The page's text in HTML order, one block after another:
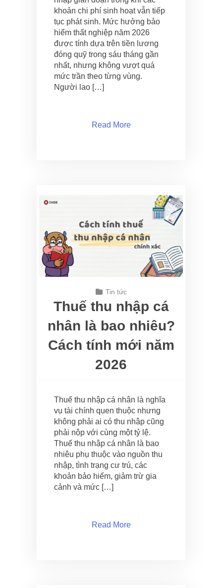
khoản chi phí sinh hoạt vẫn tiếp
tục phát sinh. Mức hưởng bảo
hiểm thất nghiệp năm 2026
được tính dựa trên tiền lương
đóng quỹ trong sáu tháng gần
nhất, nhưng không vượt quá
mức trần theo từng vùng.
Người lao […]
Read More
Tin tức
Thuế thu nhập cá
nhân là bao nhiêu?
Cách tính mới năm
2026
Thuế thu nhập cá nhân là nghĩa
vụ tài chính quen thuộc nhưng
không phải ai có thu nhập cũng
phải nộp với cùng một tỷ lệ.
Thuế thu nhập cá nhân là bao
nhiêu phụ thuộc vào nguồn thu
nhập, tình trạng cư trú, các
khoản bảo hiểm, giảm trừ gia
cảnh và mức […]
Read More